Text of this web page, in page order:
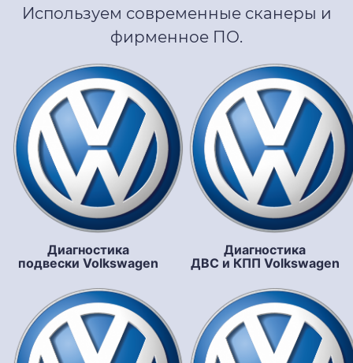
Используем современные сканеры и
фирменное ПО.
Диагностика
подвески Volkswagen
Диагностика
ДВС и КПП Volkswagen